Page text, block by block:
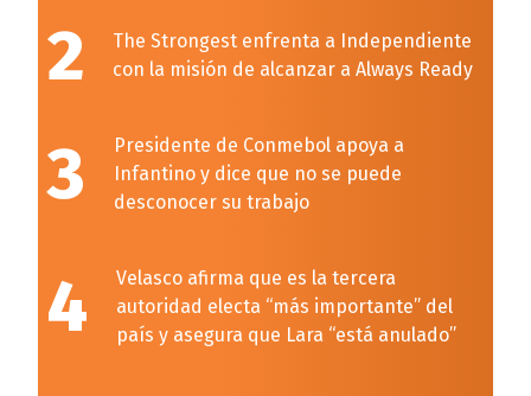
2
The Strongest enfrenta a Independiente
con la misión de alcanzar a Always Ready
3
Presidente de Conmebol apoya a
Infantino y dice que no se puede
desconocer su trabajo
4
Velasco afirma que es la tercera
autoridad electa “más importante” del
país y asegura que Lara “está anulado”